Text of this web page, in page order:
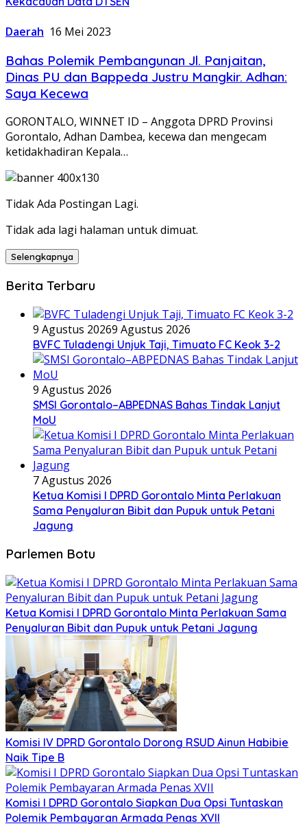
Daerah 16 Mei 2023
Bahas Polemik Pembangunan Jl. Panjaitan,
Dinas PU dan Bappeda Justru Mangkir. Adhan:
Saya Kecewa
GORONTALO, WINNET ID – Anggota DPRD Provinsi
Gorontalo, Adhan Dambea, kecewa dan mengecam
ketidakhadiran Kepala…
Tidak Ada Postingan Lagi.
Tidak ada lagi halaman untuk dimuat.
Selengkapnya
Berita Terbaru
9 Agustus 20269 Agustus 2026
BVFC Tuladengi Unjuk Taji, Timuato FC Keok 3-2
9 Agustus 2026
SMSI Gorontalo–ABPEDNAS Bahas Tindak Lanjut
MoU
7 Agustus 2026
Ketua Komisi I DPRD Gorontalo Minta Perlakuan
Sama Penyaluran Bibit dan Pupuk untuk Petani
Jagung
Parlemen Botu
Ketua Komisi I DPRD Gorontalo Minta Perlakuan Sama
Penyaluran Bibit dan Pupuk untuk Petani Jagung
Komisi IV DPRD Gorontalo Dorong RSUD Ainun Habibie
Naik Tipe B
Komisi I DPRD Gorontalo Siapkan Dua Opsi Tuntaskan
Polemik Pembayaran Armada Penas XVII